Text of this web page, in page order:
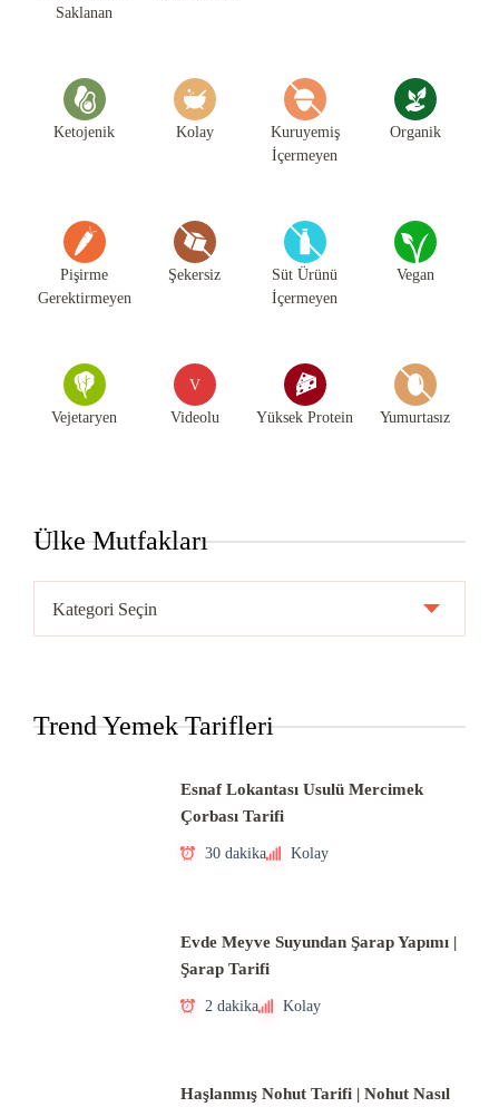
Saklanan
Ketojenik Kolay
Kuruyemiş
İçermeyen
Organik
Pişirme
Gerektirmeyen
Şekersiz
Süt Ürünü
İçermeyen
Vegan
Vejetaryen
V
Videolu Yüksek Protein Yumurtasız
Ülke Mutfakları
Mutfakları
Trend Yemek Tarifleri
Esnaf Lokantası Usulü Mercimek
Çorbası Tarifi
30 dakika Kolay
Evde Meyve Suyundan Şarap Yapımı |
Şarap Tarifi
2 dakika Kolay
Haşlanmış Nohut Tarifi | Nohut Nasıl